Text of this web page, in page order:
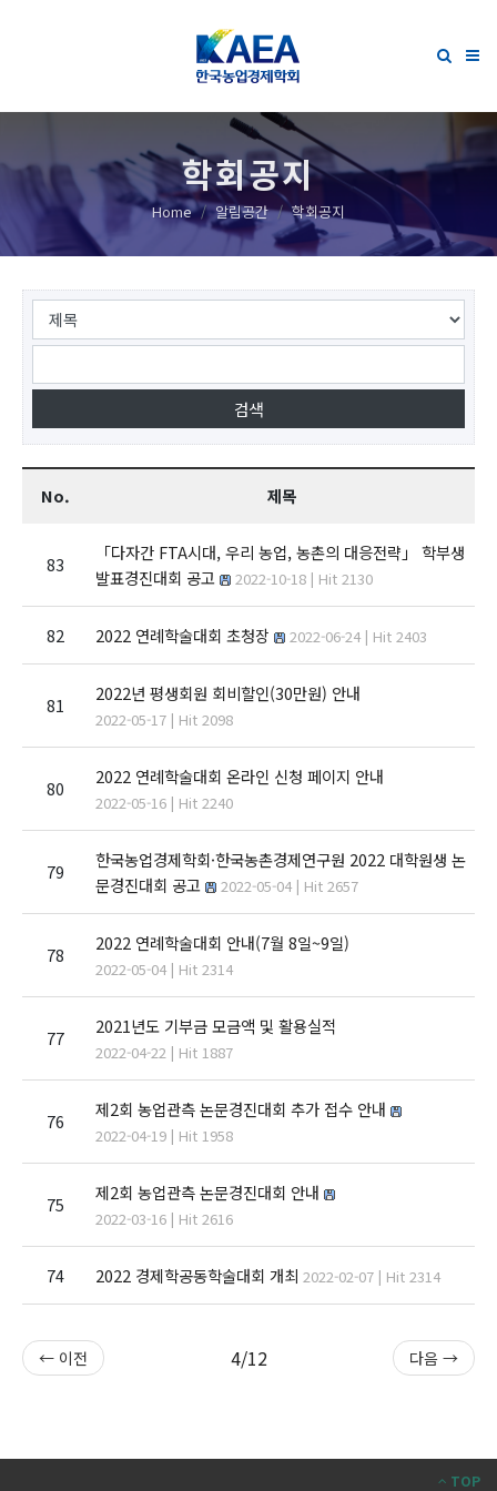
학회공지
Home 알림공간 학회공지
No. 제목
83
「다자간 FTA시대, 우리 농업, 농촌의 대응전략」 학부생
발표경진대회 공고
2022-10-18 | Hit 2130
82 2022 연례학술대회 초청장 2022-06-24 | Hit 2403
81
2022년 평생회원 회비할인(30만원) 안내
2022-05-17 | Hit 2098
80
2022 연례학술대회 온라인 신청 페이지 안내
2022-05-16 | Hit 2240
79
한국농업경제학회·한국농촌경제연구원 2022 대학원생 논
문경진대회 공고
2022-05-04 | Hit 2657
78
2022 연례학술대회 안내(7월 8일~9일)
2022-05-04 | Hit 2314
77
2021년도 기부금 모금액 및 활용실적
2022-04-22 | Hit 1887
76
제2회 농업관측 논문경진대회 추가 접수 안내
2022-04-19 | Hit 1958
75
제2회 농업관측 논문경진대회 안내
2022-03-16 | Hit 2616
74 2022 경제학공동학술대회 개최 2022-02-07 | Hit 2314
← 이전 4/12 다음 →
TOP